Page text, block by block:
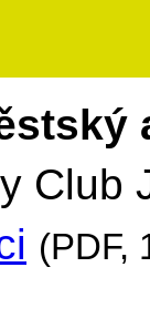
Club
(PDF,